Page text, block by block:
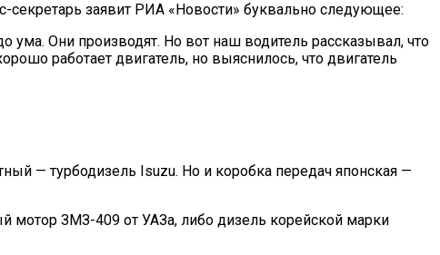
заявит РИА «Новости» буквально следующее:
ума. Они производят. Но вот наш водитель рассказывал, что
работает двигатель, но выяснилось, что двигатель
— турбодизель Isuzu. Но и коробка передач японская —
мотор ЗМЗ-409 от УАЗа, либо дизель корейской марки